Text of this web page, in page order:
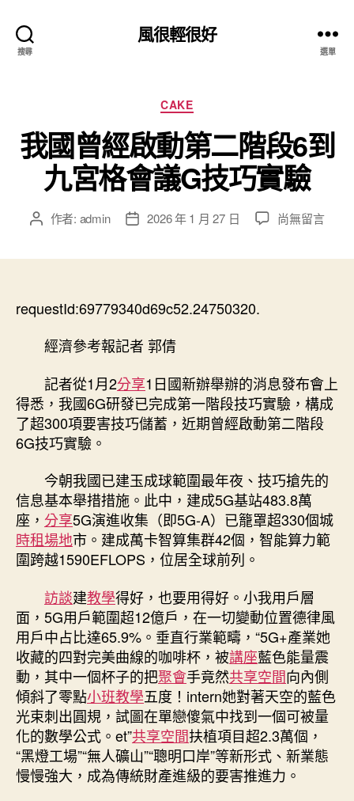
搜尋
風很輕很好
選單
分
類
CAKE
我國曾經啟動第二階段6到
九宮格會議G技巧實驗
文 作者: admin
文
期
2026 年 1 月 27 日
在
階
段
6
到
格
會
議
G
技
驗〉
中
尚無留言
requestId:69779340d69c52.24750320.
經濟參考報記者 郭倩
記者從1月2分享1日國新辦舉辦的消息發布會上
得悉，我國6G研發已完成第一階段技巧實驗，構成
了超300項要害技巧儲蓄，近期曾經啟動第二階段
6G技巧實驗。
今朝我國已建玉成球範圍最年夜、技巧搶先的
信息基本舉措措施。此中，建成5G基站483.8萬
座， 分享5G演進收集（即5G-A）已籠罩超330個城
時租場地市。建成萬卡智算集群42個，智能算力範
圍跨越1590EFLOPS，位居全球前列。
訪談建教學得好，也要用得好。小我用戶層
面，5G用戶範圍超12億戶，在一切變動位置德律風
用戶中占比達65.9%。垂直行業範疇，“5G+產業她
收藏的四對完美曲線的咖啡杯，被講座藍色能量震
動，其中一個杯子的把聚會手竟然共享空間向內側
傾斜了零點小班教學五度！intern她對著天空的藍色
光束刺出圓規，試圖在單戀傻氣中找到一個可被量
化的數學公式。et”共享空間扶植項目超2.3萬個，
“黑燈工場”“無人礦山”“聰明口岸”等新形式、新業態
慢慢強大，成為傳統財產進級的要害推進力。